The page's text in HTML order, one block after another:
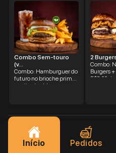
Combo Sem-touro
(v...
Combo: Hamburguer do
futuro no brioche prime,
queijo cheddar,
Molho dentro do burger.
2 Burgers
Combo:
Burgers +
R$8,00 de
Fornês
Início
Pedidos